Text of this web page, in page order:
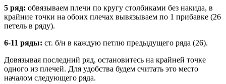
5 ряд: обвязываем плечи по кругу столбиками без накида, в
крайние точки на обоих плечах вывязываем по 1 прибавке (26
петель в ряду).
6-11 ряды: ст. б/н в каждую петлю предыдущего ряда (26).
Довязывая последний ряд, остановитесь на крайней точке
одного из плечей. Для удобства будем считать это место
началом следующего ряда.